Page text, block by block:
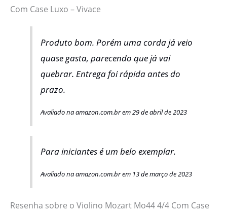
Com Case Luxo – Vivace
Produto bom. Porém uma corda já veio
quase gasta, parecendo que já vai
quebrar. Entrega foi rápida antes do
prazo.
Avaliado na amazon.com.br em 29 de abril de 2023
Para iniciantes é um belo exemplar.
Avaliado na amazon.com.br em 13 de março de 2023
Resenha sobre o Violino Mozart Mo44 4/4 Com Case